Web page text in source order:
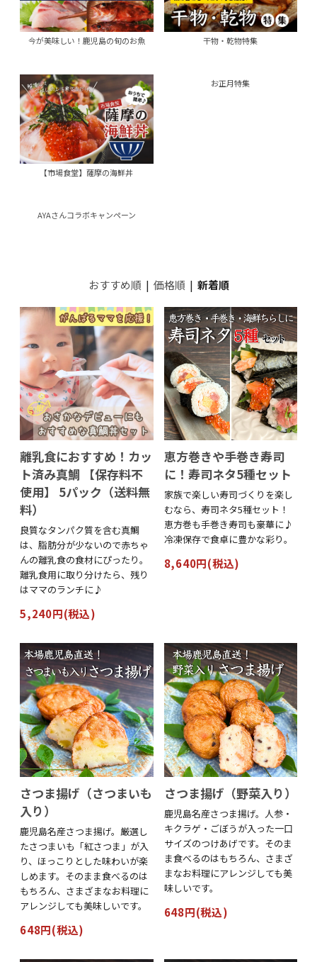
今が美味しい！鹿児島の旬のお魚 干物・乾物特集
【市場食堂】薩摩の海鮮丼
お正月特集
AYAさんコラボキャンペーン
おすすめ順 | 価格順 | 新着順
離乳食におすすめ！カッ
ト済み真鯛 【保存料不
使用】 5パック（送料無
料）
良質なタンパク質を含む真鯛
は、脂肪分が少ないので赤ちゃ
んの離乳食の食材にぴったり。
離乳食用に取り分けたら、残り
はママのランチに♪
5,240円(税込)
恵方巻きや手巻き寿司
に！寿司ネタ5種セット
家族で楽しい寿司づくりを楽し
むなら、寿司ネタ5種セット！
恵方巻も手巻き寿司も豪華に♪
冷凍保存で食卓に豊かな彩り。
8,640円(税込)
さつま揚げ（さつまいも
入り）
鹿児島名産さつま揚げ。厳選し
たさつまいも「紅さつま」が入
り、ほっこりとした味わいが楽
しめます。そのまま食べるのは
もちろん、さまざまなお料理に
アレンジしても美味しいです。
648円(税込)
さつま揚げ（野菜入り）
鹿児島名産さつま揚げ。人参・
キクラゲ・ごぼうが入った一口
サイズのつけあげです。そのま
ま食べるのはもちろん、さまざ
まなお料理にアレンジしても美
味しいです。
648円(税込)